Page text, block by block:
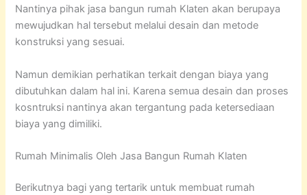
Nantinya pihak jasa bangun rumah Klaten akan berupaya
mewujudkan hal tersebut melalui desain dan metode
konstruksi yang sesuai.
Namun demikian perhatikan terkait dengan biaya yang
dibutuhkan dalam hal ini. Karena semua desain dan proses
kosntruksi nantinya akan tergantung pada ketersediaan
biaya yang dimiliki.
Rumah Minimalis Oleh Jasa Bangun Rumah Klaten
Berikutnya bagi yang tertarik untuk membuat rumah